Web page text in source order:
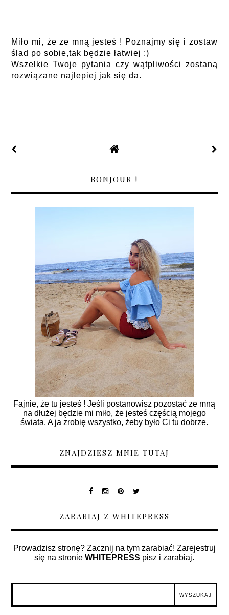
Miło mi, że ze mną jesteś ! Poznajmy się i zostaw
ślad po sobie,tak będzie łatwiej :)
Wszelkie Twoje pytania czy wątpliwości zostaną
rozwiązane najlepiej jak się da.
BONJOUR !
Fajnie, że tu jesteś ! Jeśli postanowisz pozostać ze mną
na dłużej będzie mi miło, że jesteś częścią mojego
świata. A ja zrobię wszystko, żeby było Ci tu dobrze.
ZNAJDZIESZ MNIE TUTAJ
ZARABIAJ Z WHITEPRESS
Prowadzisz stronę? Zacznij na tym zarabiać! Zarejestruj
się na stronieWHITEPRESS pisz i zarabiaj.